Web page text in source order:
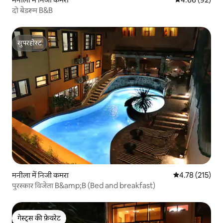
दो बेडरूम B&B
सुपरहोस्ट
सुपरहोस्ट
मनीला में निजी कमरा औसत रेटिंग 5 में से
4.78 (215)
पुरस्कार विजेता B&amp;B (Bed and breakfast)
गेस्ट्स की फ़ेवरेट